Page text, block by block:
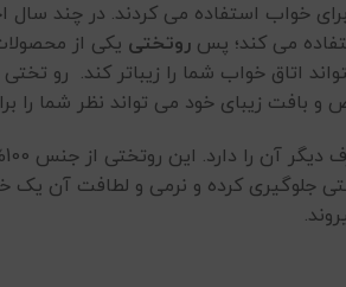
خواب استفاده می کردند. در چند
می کند؛ پس روتختی یکی از
اتاق خواب شما را زیباتر کند. رو
و بافت زیبای خود می تواند نظر شما
جلوگیری کرده و نرمی و لطافت آن یک